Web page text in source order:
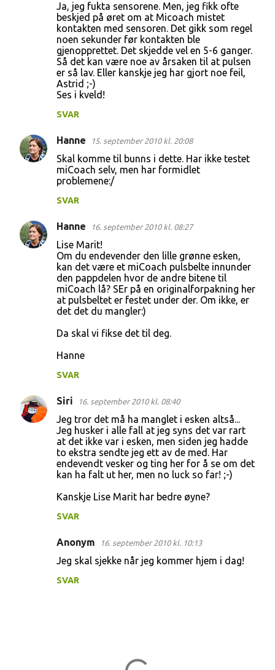
Ja, jeg fukta sensorene. Men, jeg fikk ofte
beskjed på øret om at Micoach mistet
kontakten med sensoren. Det gikk som regel
noen sekunder før kontakten ble
gjenopprettet. Det skjedde vel en 5-6 ganger.
Så det kan være noe av årsaken til at pulsen
er så lav. Eller kanskje jeg har gjort noe feil,
Astrid ;-)
Ses i kveld!
SVAR
Hanne 15. september 2010 kl. 20:08
Skal komme til bunns i dette. Har ikke testet
miCoach selv, men har formidlet
problemene:/
SVAR
Hanne 16. september 2010 kl. 08:27
Lise Marit!
Om du endevender den lille grønne esken,
kan det være et miCoach pulsbelte innunder
den pappdelen hvor de andre bitene til
miCoach lå? SEr på en originalforpakning her
at pulsbeltet er festet under der. Om ikke, er
det det du mangler:)
Da skal vi fikse det til deg.
Hanne
SVAR
Siri 16. september 2010 kl. 08:40
Jeg tror det må ha manglet i esken altså...
Jeg husker i alle fall at jeg syns det var rart
at det ikke var i esken, men siden jeg hadde
to ekstra sendte jeg ett av de med. Har
endevendt vesker og ting her for å se om det
kan ha falt ut her, men no luck so far! ;-)
Kanskje Lise Marit har bedre øyne?
SVAR
Anonym 16. september 2010 kl. 10:13
Jeg skal sjekke når jeg kommer hjem i dag!
SVAR